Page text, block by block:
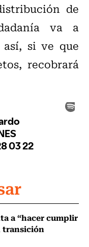
de
va a
si ve que
recobrará
a “hacer cumplir
transición